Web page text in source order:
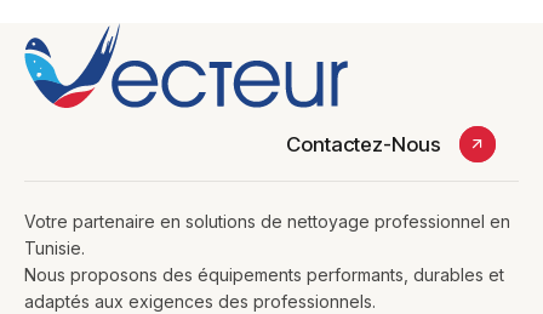
Contactez-Nous
Votre partenaire en solutions de nettoyage professionnel en
Tunisie.
Nous proposons des équipements performants, durables et
adaptés aux exigences des professionnels.